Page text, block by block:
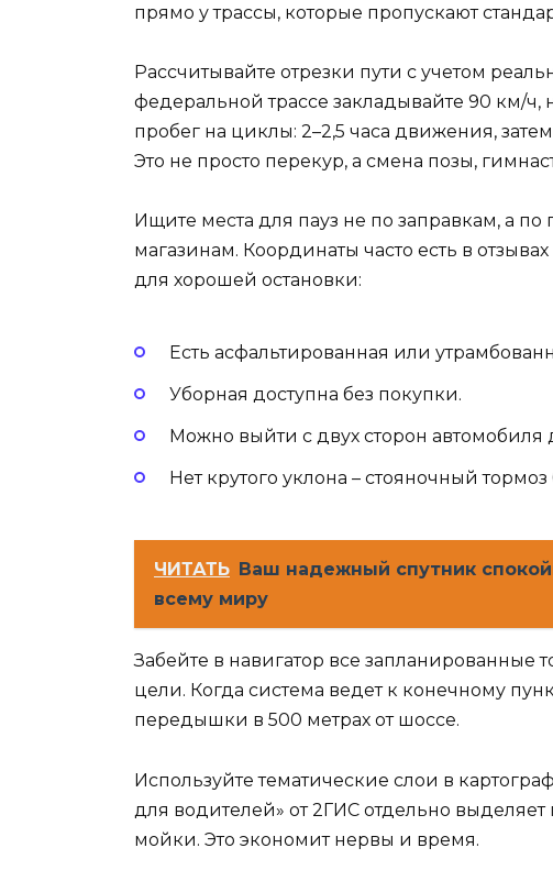
прямо у трассы, которые пропускают
Рассчитывайте отрезки пути с учетом
федеральной трассе закладывайте 90 км/ч,
пробег на циклы: 2–2,5 часа движения,
Это не просто перекур, а смена позы,
Ищите места для пауз не по заправкам, а
магазинам. Координаты часто есть в
для хорошей остановки:
Есть асфальтированная или
Уборная доступна без покупки.
Можно выйти с двух сторон автомобиля
Нет крутого уклона – стояночный
ЧИТАТЬ Ваш надежный спутник
всему миру
Забейте в навигатор все запланированные
цели. Когда система ведет к конечному
передышки в 500 метрах от шоссе.
Используйте тематические слои в
для водителей» от 2ГИС отдельно
мойки. Это экономит нервы и время.